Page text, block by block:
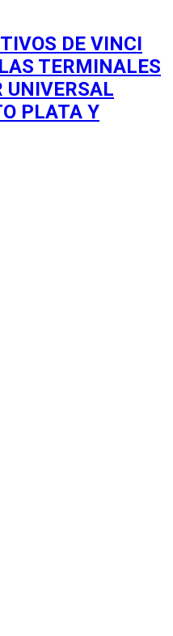
DE VINCI
TERMINALES
UNIVERSAL
PLATA Y